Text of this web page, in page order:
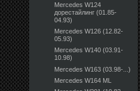
Mercedes W124
дорестайлинг (01.85-
04.93)
Mercedes W126 (12.82-
05.93)
Mercedes W140 (03.91-
10.98)
Mercedes W163 (03.98-...)
Mercedes W164 ML